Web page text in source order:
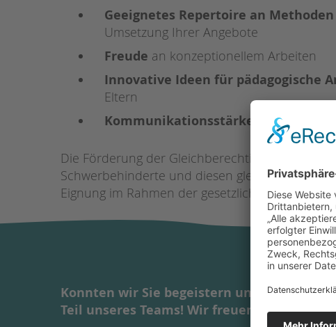
Geeignetes Repertoire an Methoden
Umsetzung Ihrer Angebote
Freude an konzeptionellem Arbeiten
Innovative Ideen für pädagogische
Eltern
Kommunikationsstärke
Die Förderung der Gleichberechtigung ist bei
Schwerbehinderte und diesen gleichgestellte
Eignung im Rahmen der gesetzlichen
Konnten wir Sie begeistern und haben Ihr
Teil unseres Teams! Wir freuen uns auf